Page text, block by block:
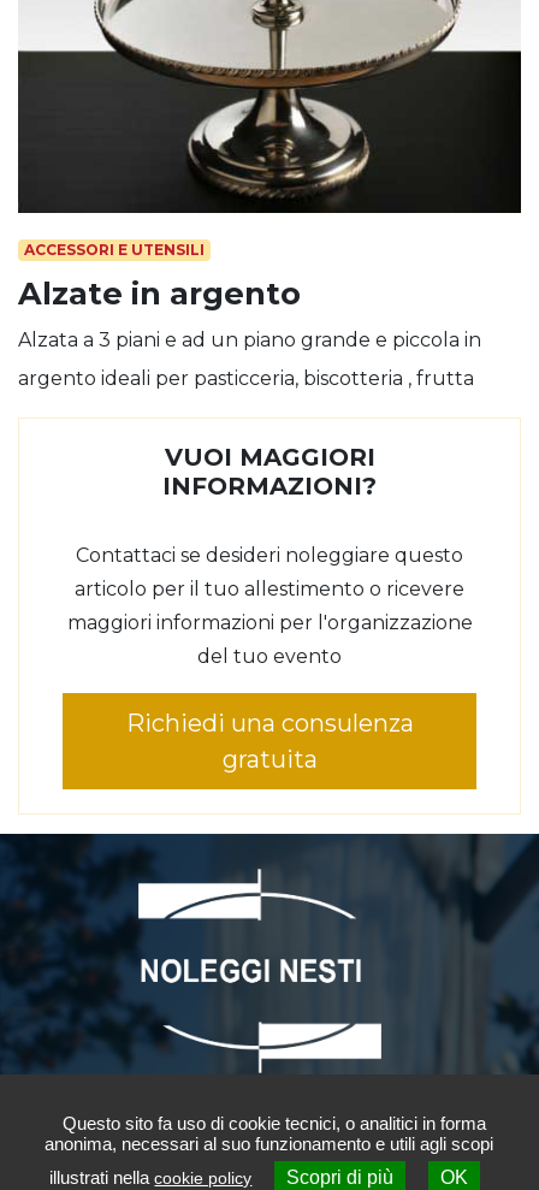
ACCESSORI E UTENSILI
Alzate in argento
Alzata a 3 piani e ad un piano grande e piccola in
argento ideali per pasticceria, biscotteria , frutta
VUOI MAGGIORI
INFORMAZIONI?
Contattaci se desideri noleggiare questo
articolo per il tuo allestimento o ricevere
maggiori informazioni per l'organizzazione
del tuo evento
Richiedi una consulenza
gratuita
NOLEGGI NESTI S.r.l.
Via Arturo Ferrarin 13
Contattaci
Questo sito fa uso di cookie tecnici, o analitici in forma
anonima, necessari al suo funzionamento e utili agli scopi
illustrati nellacookie policy Scopri di più OK